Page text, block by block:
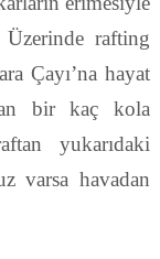
rafting
Çayı’na hayat
bir kaç kola
yukarıdaki
varsa havadan